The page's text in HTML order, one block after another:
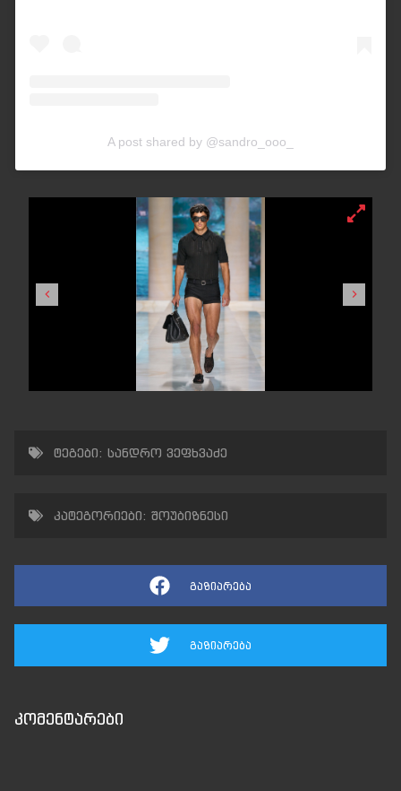
A post shared by @sandro_ooo_
ტეგები: სანდრო ვეფხვაძე
კატეგორიები: შოუბიზნესი
გაზიარება
გაზიარება
კომენტარები